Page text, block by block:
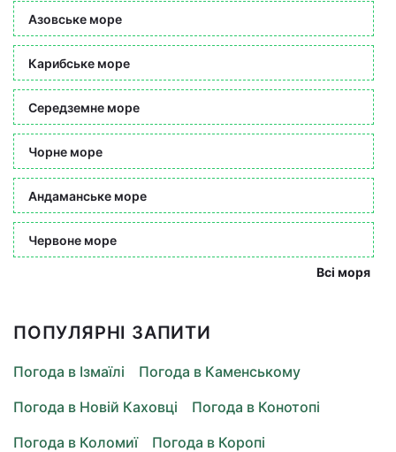
Азовське море
Карибське море
Середземне море
Чорне море
Андаманське море
Червоне море
Всі моря
ПОПУЛЯРНІ ЗАПИТИ
Погода в Ізмаїлі
Погода в Каменському
Погода в Новій Каховці
Погода в Конотопі
Погода в Коломиї
Погода в Коропі